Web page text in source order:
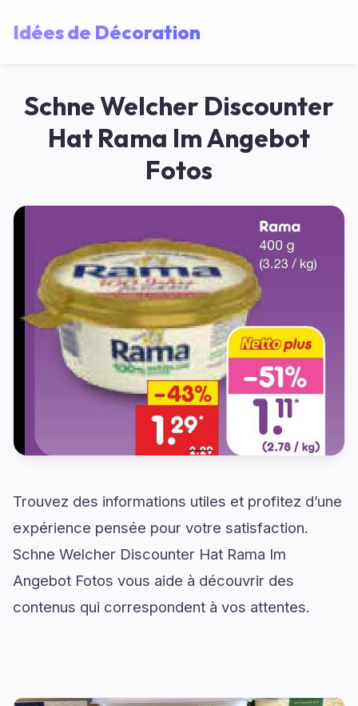
Idées de Décoration
Schne Welcher Discounter
Hat Rama Im Angebot
Fotos
Trouvez des informations utiles et profitez d’une
expérience pensée pour votre satisfaction.
Schne Welcher Discounter Hat Rama Im
Angebot Fotos vous aide à découvrir des
contenus qui correspondent à vos attentes.